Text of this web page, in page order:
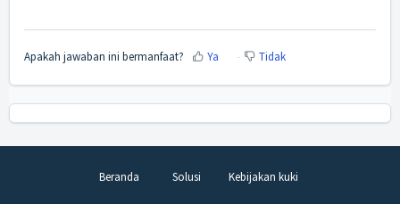
Apakah jawaban ini bermanfaat? Ya Tidak
Beranda Solusi Kebijakan kuki